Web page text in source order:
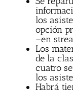
los
opción
–en
Los
de la
cuatro
los
Habrá